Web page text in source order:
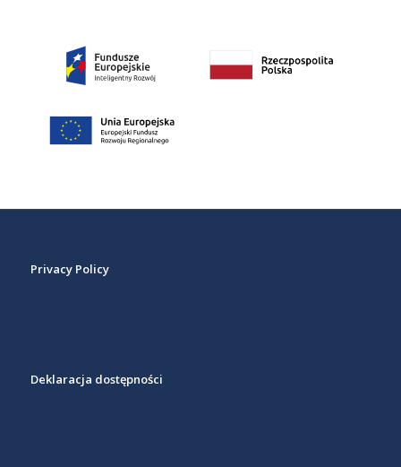
Privacy Policy
Deklaracja dostępności